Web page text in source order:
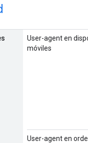
User-agent en
móviles
User-agent en